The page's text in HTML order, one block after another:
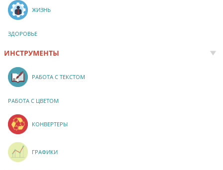
ЖИЗНЬ
ЗДОРОВЬЕ
ИНСТРУМЕНТЫ
РАБОТА С ТЕКСТОМ
РАБОТА С ЦВЕТОМ
КОНВЕРТЕРЫ
ГРАФИКИ